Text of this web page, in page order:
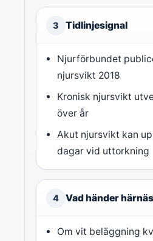
3 Tidlinjesignal
Njurförbundet
njursvikt 2018
Kronisk njursvikt
över år
Akut njursvikt kan
dagar vid uttorkning
4 Vad händer
Om vit beläggning